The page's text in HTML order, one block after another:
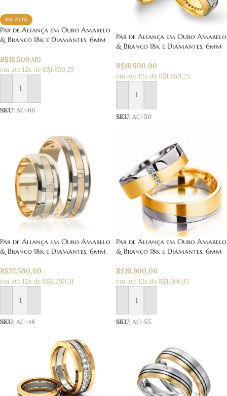
EM ALTA
Par de Aliança em Ouro Amarelo
& Branco 18k e Diamantes, 6mm
R$18.500,00
em até 12x de R$1.850,25
Adicionar ao carrinho
SKU: AC-66
Par de Aliança em Ouro Amarelo
& Branco 18k e Diamantes, 6mm
R$18.500,00
em até 12x de R$1.850,25
Adicionar ao carrinho
SKU: AC-50
Par de Aliança em Ouro Amarelo
& Branco 18k e Diamantes, 6mm
R$22.500,00
em até 12x de R$2.250,31
Adicionar ao carrinho
SKU:AC-48
Par de Aliança em Ouro Amarelo
& Branco 18k e Diamantes, 6mm
R$10.900,00
em até 12x de R$1.090,15
Adicionar ao carrinho
SKU:AC-55